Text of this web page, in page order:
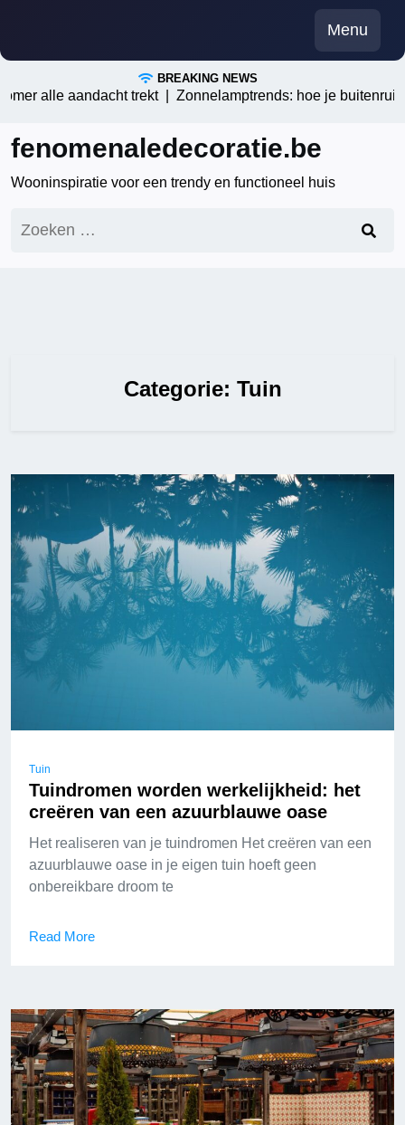
content
Menu
BREAKING NEWS
aandacht trekt |Zonnelamptrends: hoe je buitenruimtes
fenomenaledecoratie.be
Wooninspiratie voor een trendy en functioneel huis
naar:
Categorie: Tuin
Tuin
Tuindromen worden werkelijkheid: het
creëren van een azuurblauwe oase
Het realiseren van je tuindromen Het creëren van een
azuurblauwe oase in je eigen tuin hoeft geen
onbereikbare droom te
Read More